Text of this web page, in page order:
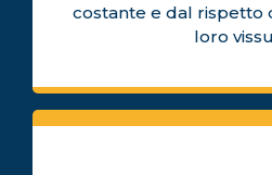
costante e dal rispetto
loro